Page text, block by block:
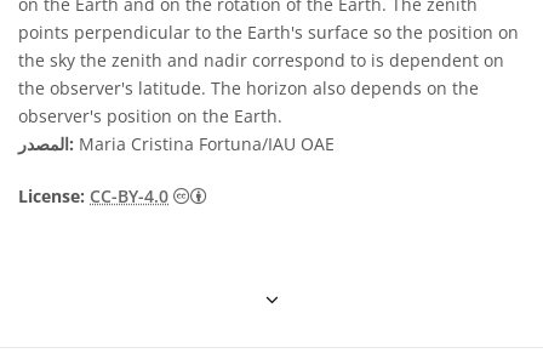
points perpendicular to the Earth's surface so the position on
the sky the zenith and nadir correspond to is dependent on
the observer's latitude. The horizon also depends on the
observer's position on the Earth.
المصدر: Maria Cristina Fortuna/IAU OAE
License: CC-BY-4.0